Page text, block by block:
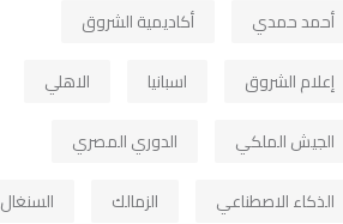
أحمد حمدي
أكاديمية الشروق
إعلام الشروق
اسبانيا
الاهلي
الجيش الملكي
الدوري المصري
الذكاء الاصطناعي
الزمالك
السنغال